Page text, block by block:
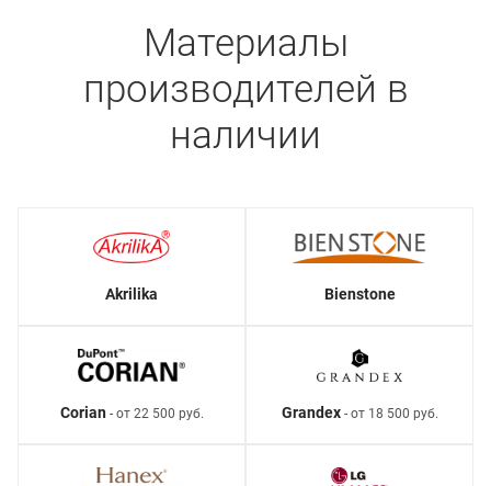
Материалы
производителей в
наличии
Akrilika Bienstone
Corian- от 22 500 руб. Grandex- от 18 500 руб.